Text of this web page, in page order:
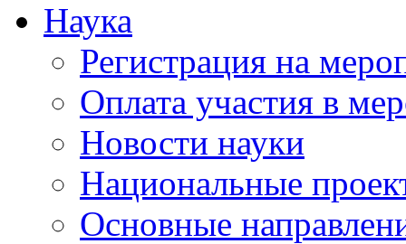
Наука
Регистрация на
Оплата участия в
Новости науки
Национальные
Основные